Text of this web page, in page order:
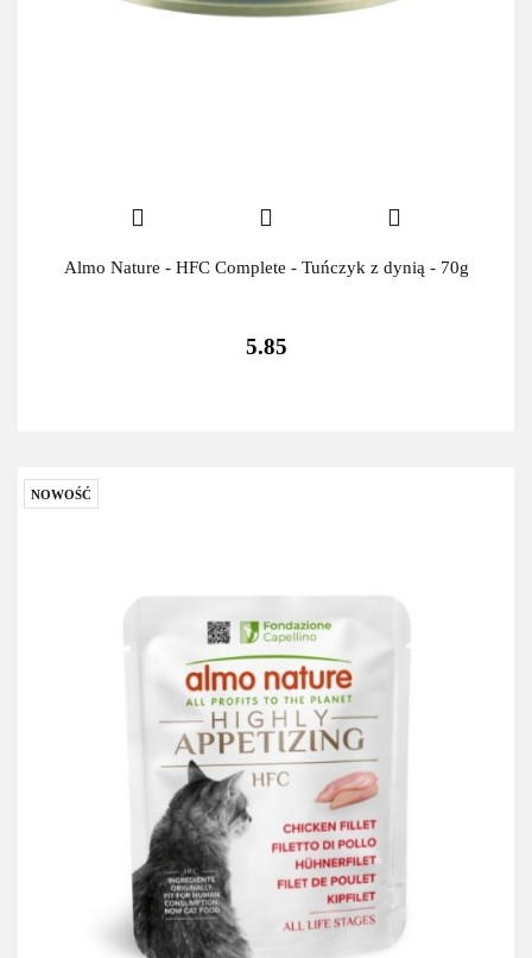
Almo Nature - HFC Complete - Tuńczyk z dynią - 70g
5.85
NOWOŚĆ